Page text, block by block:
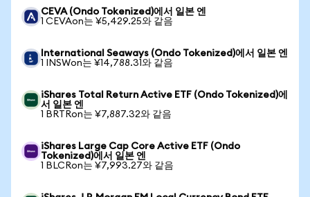
CEVA (Ondo Tokenized)에서 일본 엔
1 CEVAon는 ¥5,429.25와 같음
International Seaways (Ondo Tokenized)에서 일본 엔
1 INSWon는 ¥14,788.31와 같음
iShares Total Return Active ETF (Ondo Tokenized)에
서 일본 엔
1 BRTRon는 ¥7,887.32와 같음
iShares Large Cap Core Active ETF (Ondo
Tokenized)에서 일본 엔
1 BLCRon는 ¥7,993.27와 같음